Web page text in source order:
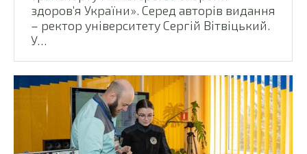
здоров’я України». Серед авторів видання
– ректор університету Сергій Вітвіцький.
У…